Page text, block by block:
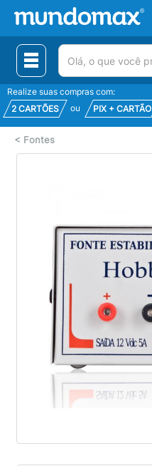
(pesquisar)
Realize suas compras com:
2 CARTÕES
ou PIX + CARTÃO
< Fontes